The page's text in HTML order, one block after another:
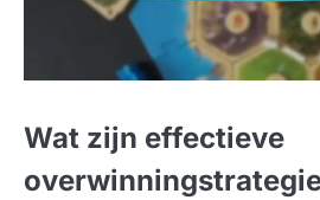
Wat zijn effectieve